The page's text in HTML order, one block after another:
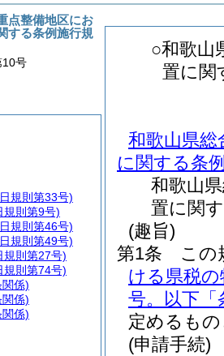
○和歌山
置に関
和歌山県総
に関する条
和歌山
置に関
(趣旨)
第1条
この
ける県税
号。以下「
定めるも
(申請手続)
点整備地区にお
する条例施行規
号
規則第33号)
規則第9号)
規則第46号)
規則第49号)
規則第27号)
規則第74号)
係)
係)
係)